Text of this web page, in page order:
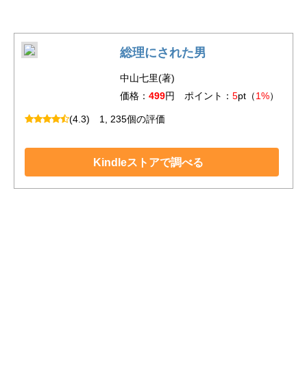
総理にされた男
中山七里(著)
価格： 499円 ポイント： 5pt（1%）
(4.3) 1, 235個の評価
Kindleストアで調べる